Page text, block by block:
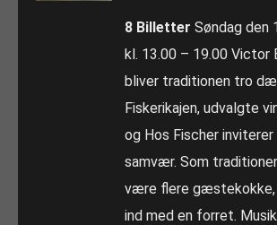
8 Billetter Søndag den
kl. 13.00 – 19.00 Victor
bliver traditionen tro
Fiskerikajen, udvalgte
og Hos Fischer
samvær. Som
være flere gæstekokke,
ind med en forret.